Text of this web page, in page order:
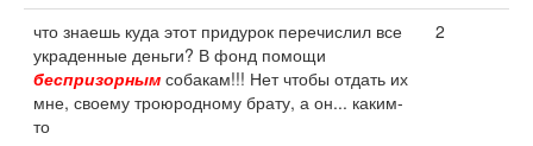
что знаешь куда этот придурок перечислил все
украденные деньги? В фонд помощи
беспризорным собакам!!! Нет чтобы отдать их
мне, своему троюродному брату, а он... каким-
то
2